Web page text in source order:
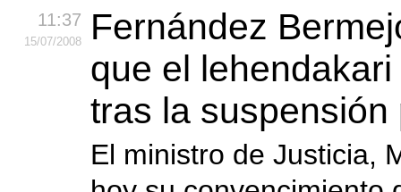
11:37
15/07/2008
Fernández
que el
tras la suspensión
El ministro de Justicia,